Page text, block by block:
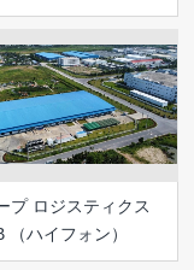
プ ロジスティクス
（ハイフォン）